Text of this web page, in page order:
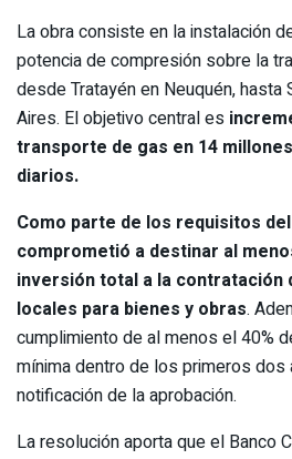
La obra consiste en la instalación
potencia de compresión sobre la
desde Tratayén en Neuquén, hasta
Aires. El objetivo central es
transporte de gas en 14
diarios.
Como parte de los requisitos
comprometió a destinar al
inversión total a la contratación
locales para bienes y obras.
cumplimiento de al menos el 40%
mínima dentro de los primeros
notificación de la aprobación.
La resolución aporta que el Banco